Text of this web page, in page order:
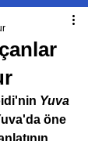
Yuva
öne